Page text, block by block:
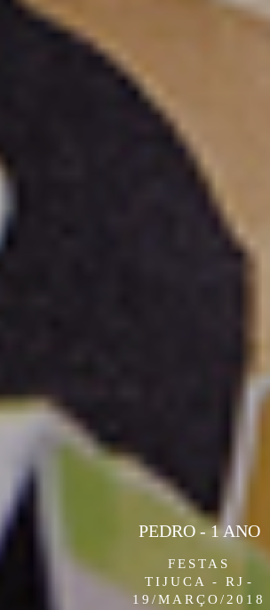
FESTAS
TIJUCA - RJ
19/MARÇO/2018
PEDRO - 1 ANO